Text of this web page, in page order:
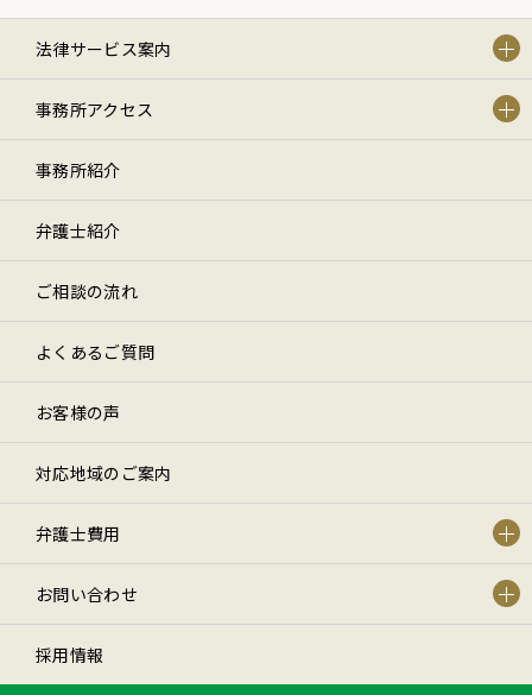
法律サービス案内
事務所アクセス
事務所紹介
弁護士紹介
ご相談の流れ
よくあるご質問
お客様の声
対応地域のご案内
弁護士費用
お問い合わせ
採用情報